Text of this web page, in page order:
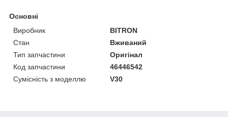
Основні
Виробник
BITRON
Стан
Вживаний
Тип запчастини
Оригінал
Код запчастини
46446542
Сумісність з моделлю
V30